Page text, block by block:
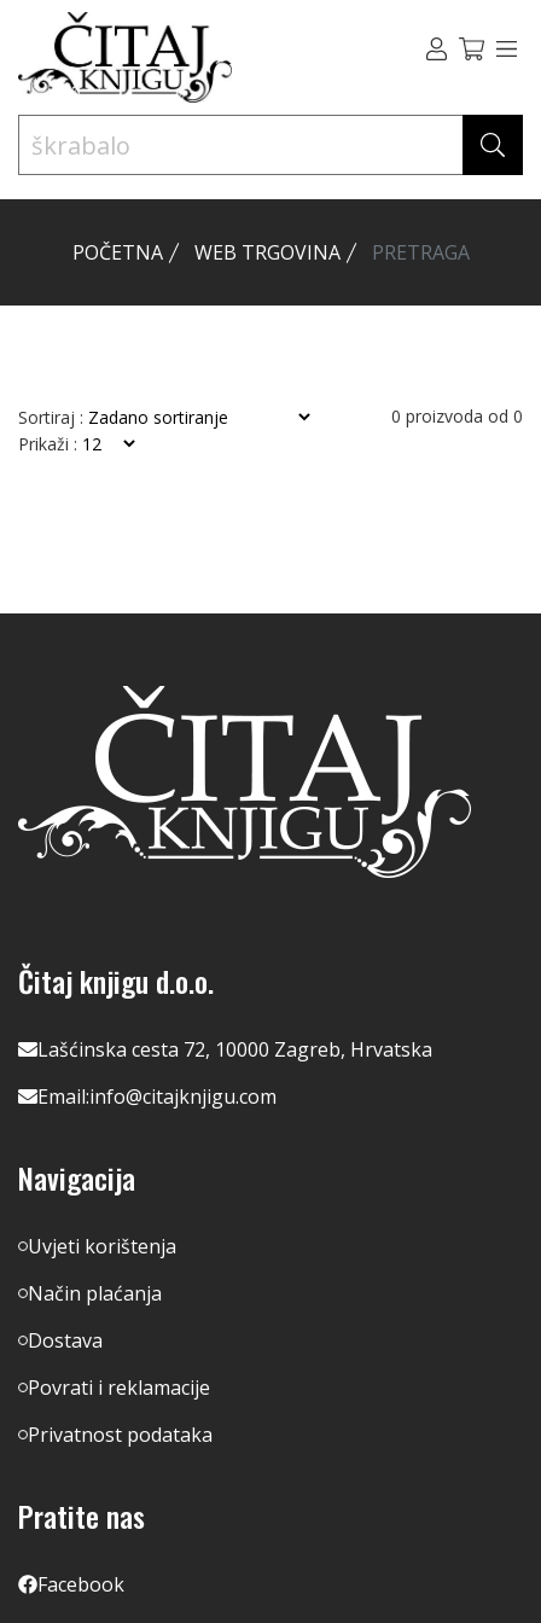
POČETNA WEB TRGOVINA PRETRAGA
Sortiraj : 0 proizvoda od 0
Prikaži :
Čitaj knjigu d.o.o.
Lašćinska cesta 72, 10000 Zagreb, Hrvatska
Email:info@citajknjigu.com
Navigacija
Uvjeti korištenja
Način plaćanja
Dostava
Povrati i reklamacije
Privatnost podataka
Pratite nas
Facebook